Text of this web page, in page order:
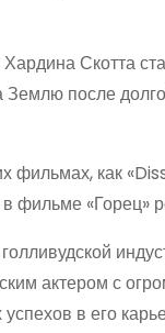
Скотта
после
фильмах, как
фильме «Горец»
актером с
в его